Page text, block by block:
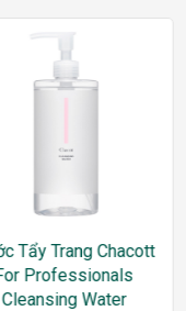
Tẩy Trang Chacott
Professionals
Cleansing Water